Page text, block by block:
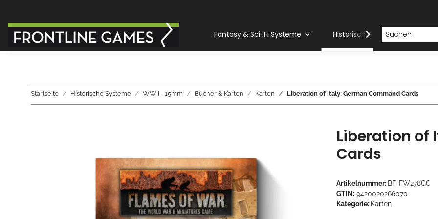
Fantasy & Sci-Fi Systeme Historische Systeme
Startseite Historische Systeme WWII - 15mm Bücher & Karten Karten Liberation of Italy: German Command Cards
Liberation of
Cards
Artikelnummer: BF-FW278GC
GTIN: 9420020266070
Kategorie: Karten